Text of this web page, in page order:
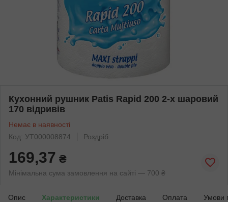
Кухонний рушник Patis Rapid 200 2-х шаровий
170 відривів
Немає в наявності
Код: УТ000008874
Роздріб
169,37 ₴
Мінімальна сума замовлення на сайті — 700 ₴
Опис Характеристики Доставка Оплата Умови